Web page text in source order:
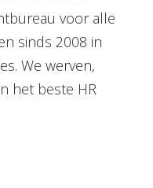
voor alle
sinds 2008 in
We werven,
het beste HR